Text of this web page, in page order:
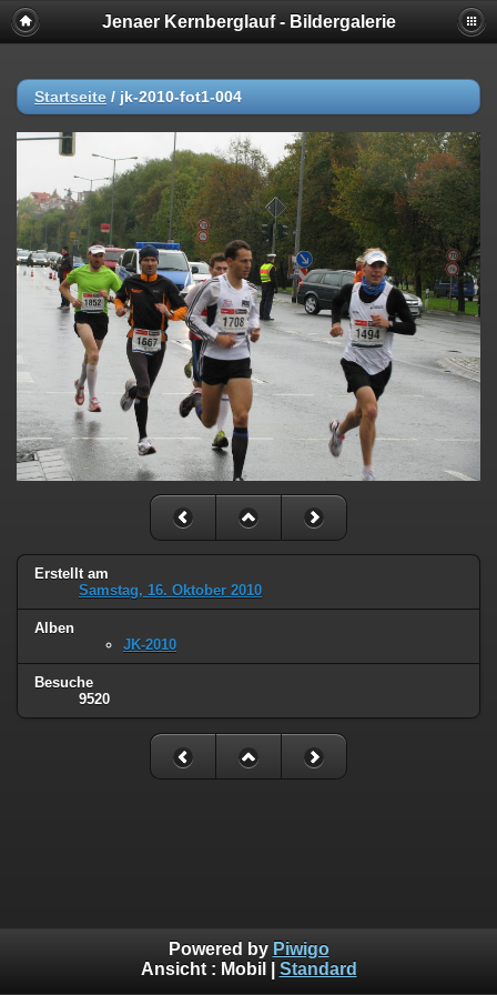
Jenaer Kernberglauf - Bildergalerie
Startseite / jk-2010-fot1-004
Erstellt am
Samstag, 16. Oktober 2010
Alben
JK-2010
Besuche
9520
Powered by Piwigo
Ansicht : Mobil Standard